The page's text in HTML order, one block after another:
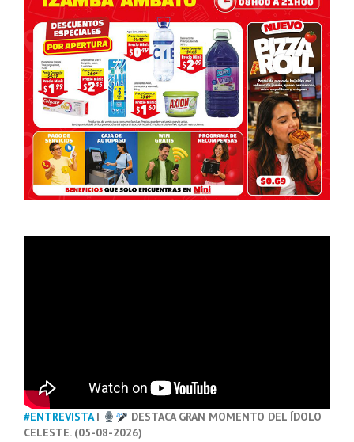
#ENTREVISTA|
DESTACA GRAN MOMENTO DEL ÍDOLO
CELESTE. (05-08-2026)